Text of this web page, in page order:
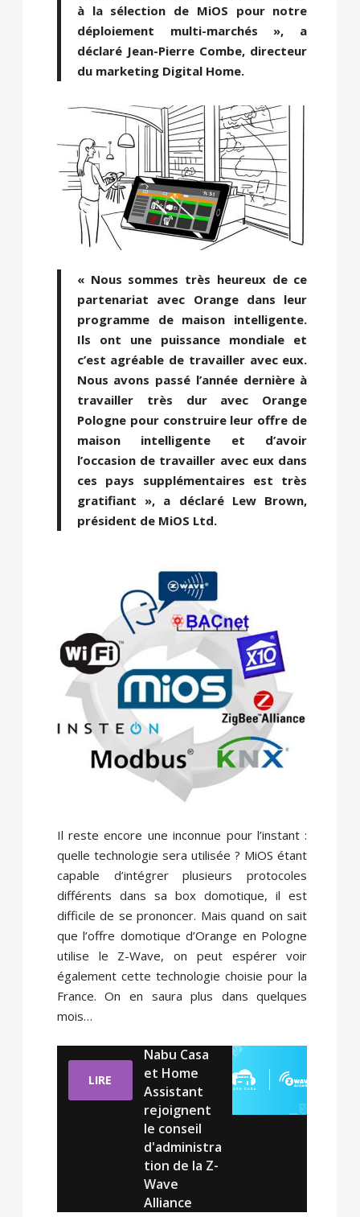
à la sélection de MiOS pour notre
déploiement multi-marchés », a
déclaré Jean-Pierre Combe, directeur
du marketing Digital Home.
« Nous sommes très heureux de ce
partenariat avec Orange dans leur
programme de maison intelligente.
Ils ont une puissance mondiale et
c’est agréable de travailler avec eux.
Nous avons passé l’année dernière à
travailler très dur avec Orange
Pologne pour construire leur offre de
maison intelligente et d’avoir
l’occasion de travailler avec eux dans
ces pays supplémentaires est très
gratifiant », a déclaré Lew Brown,
président de MiOS Ltd.
Il reste encore une inconnue pour l’instant :
quelle technologie sera utilisée ? MiOS étant
capable d’intégrer plusieurs protocoles
différents dans sa box domotique, il est
difficile de se prononcer. Mais quand on sait
que l’offre domotique d’Orange en Pologne
utilise le Z-Wave, on peut espérer voir
également cette technologie choisie pour la
France. On en saura plus dans quelques
mois…
LIRE
Nabu Casa
et Home
Assistant
rejoignent
le conseil
d'administra
tion de la Z-
Wave
Alliance